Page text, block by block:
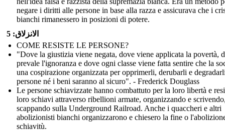
negare i diritti alle persone in base alla razza e assicurava che i
bianchi rimanessero in posizioni di potere.
الانزلاق: 5
COME RESISTE LE PERSONE?
"Dove la giustizia viene negata, dove viene applicata la povertà,
prevale l'ignoranza e dove ogni classe viene fatta sentire che la
una cospirazione organizzata per opprimerli, derubarli e
persone né i beni saranno al sicuro". - Frederick Douglass
Le persone schiavizzate hanno combattuto per la loro libertà e
loro schiavi attraverso ribellioni armate, organizzando e
scappando sulla Underground Railroad. Anche i quaccheri e altri
abolizionisti bianchi organizzarono e chiesero la fine o
schiavitù.